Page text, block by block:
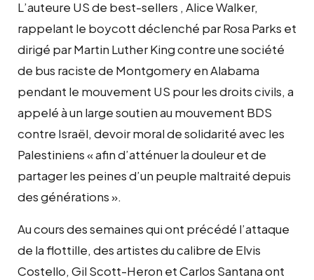
L’auteure US de best-sellers , Alice Walker,
rappelant le boycott déclenché par Rosa Parks et
dirigé par Martin Luther King contre une société
de bus raciste de Montgomery en Alabama
pendant le mouvement US pour les droits civils, a
appelé à un large soutien au mouvement BDS
contre Israël, devoir moral de solidarité avec les
Palestiniens « afin d’atténuer la douleur et de
partager les peines d’un peuple maltraité depuis
des générations ».
Au cours des semaines qui ont précédé l’attaque
de la flottille, des artistes du calibre de Elvis
Costello, Gil Scott-Heron et Carlos Santana ont